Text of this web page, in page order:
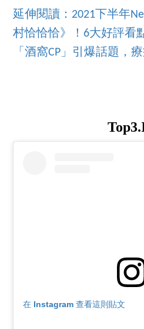
延伸閱讀：2021下半年
村恰恰恰》！6大好評看
「酒窩CP」引爆話題，
在 Instagram 查看這則貼文